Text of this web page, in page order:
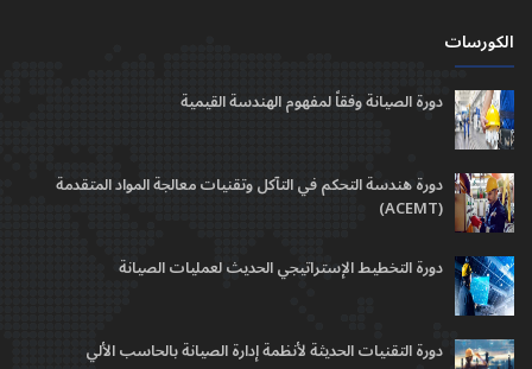
الكورسات
دورة الصيانة وفقاً لمفهوم الهندسة القيمية
دورة هندسة التحكم في التآكل وتقنيات معالجة المواد المتقدمة
(ACEMT)
دورة التخطيط الإستراتيجي الحديث لعمليات الصيانة
دورة التقنيات الحديثة لأنظمة إدارة الصيانة بالحاسب الألي